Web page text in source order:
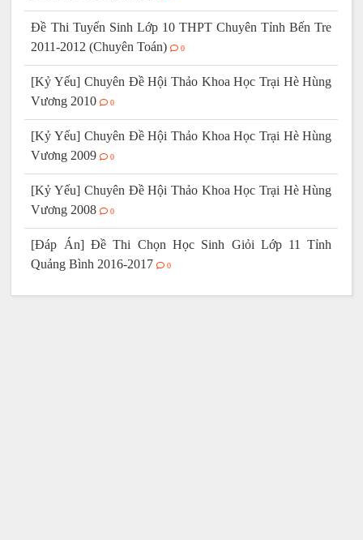
Đề Thi Tuyển Sinh Lớp 10 THPT Chuyên Tỉnh Bến Tre
2011-2012 (Chuyên Toán)
0
[Kỷ Yếu] Chuyên Đề Hội Thảo Khoa Học Trại Hè Hùng
Vương 2010
0
[Kỷ Yếu] Chuyên Đề Hội Thảo Khoa Học Trại Hè Hùng
Vương 2009
0
[Kỷ Yếu] Chuyên Đề Hội Thảo Khoa Học Trại Hè Hùng
Vương 2008
0
[Đáp Án] Đề Thi Chọn Học Sinh Giỏi Lớp 11 Tỉnh
Quảng Bình 2016-2017
0